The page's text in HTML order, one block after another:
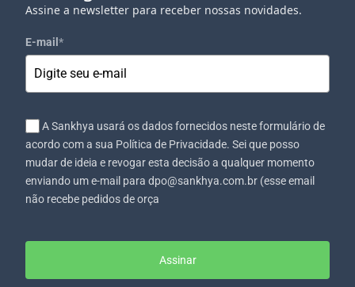
Assine a newsletter para receber nossas novidades.
E-mail *
A Sankhya usará os dados fornecidos neste formulário de
acordo com a sua Política de Privacidade. Sei que posso
mudar de ideia e revogar esta decisão a qualquer momento
enviando um e-mail para dpo@sankhya.com.br (esse email
não recebe pedidos de orça
Assinar